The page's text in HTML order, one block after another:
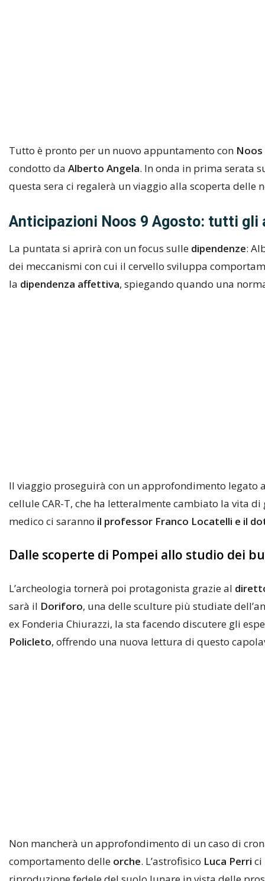
Tutto è pronto per un nuovo appuntamento con Noos
condotto da Alberto Angela. In onda in prima serata
questa sera ci regalerà un viaggio alla scoperta delle
Anticipazioni Noos 9 Agosto: tutti gli
La puntata si aprirà con un focus sulle dipendenze:
dei meccanismi con cui il cervello sviluppa
la dipendenza affettiva, spiegando quando una
Il viaggio proseguirà con un approfondimento
cellule CAR-T, che ha letteralmente cambiato la vita
medico ci saranno il professor Franco Locatelli e il
Dalle scoperte di Pompei allo studio dei
L’archeologia tornerà poi protagonista grazie al
sarà il Doriforo, una delle sculture più studiate
ex Fonderia Chiurazzi, la sta facendo discutere gli
Policleto, offrendo una nuova lettura di questo
Non mancherà un approfondimento di un caso di
comportamento delle orche. L’astrofisico Luca Perri ci